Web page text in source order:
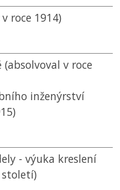
roce 1914)
v roce
inženýrství
- výuka kreslení
století)